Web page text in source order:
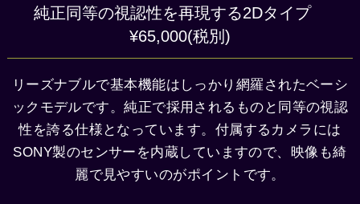
純正同等の視認性を再現する2Dタイプ
¥65,000(税別)
リーズナブルで基本機能はしっかり網羅されたベーシ
ックモデルです。純正で採用されるものと同等の視認
性を誇る仕様となっています。付属するカメラには
SONY製のセンサーを内蔵していますので、 映像も綺
麗で見やすいのがポイントです。